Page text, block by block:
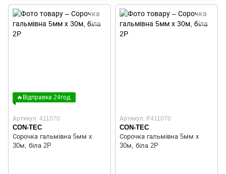
🔥Відправка 24год.
Артикул: 411070
CON-TEC
Сорочка гальмівна 5мм х
30м, біла 2P
Артикул: P411070
CON-TEC
Сорочка гальмівна 5мм х
30м, біла 2P